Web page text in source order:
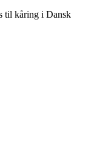
til kåring i Dansk